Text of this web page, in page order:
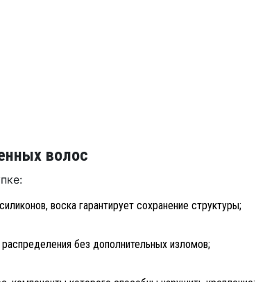
волос
воска гарантирует сохранение структуры;
без дополнительных изломов;